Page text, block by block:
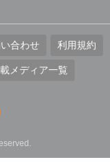
合わせ 利用規約
メディア一覧